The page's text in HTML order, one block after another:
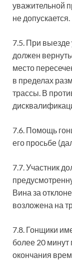
уважительной
не допускается.
7.5. При выезде
должен
место
в пределах
трассы. В
7.6. Помощь
его просьбе
7.7. Участник
Вина за
возложена на
7.8. Гонщики
более 20 минут
окончания